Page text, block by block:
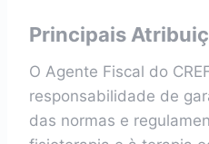
Principais
O Agente Fiscal do
responsabilidade de
das normas e